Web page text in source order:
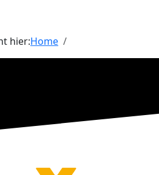
hier:Home